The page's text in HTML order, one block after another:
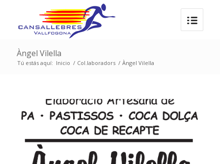
Àngel Vilella
Tú estás aquí: Inicio / Col.laboradors / Àngel Vilella